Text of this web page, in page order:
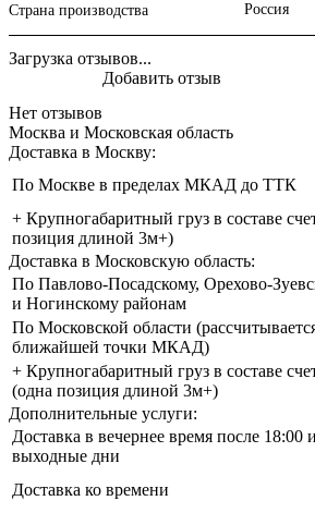
Страна производства Россия
Загрузка отзывов...
Нет отзывов
Добавить отзыв
Москва и Московская область
Доставка в Москву:
По Москве в пределах МКАД до ТТК
+ Крупногабаритный груз в составе
позиция длиной 3м+)
Доставка в Московскую область:
По Павлово-Посадскому, Орехово-
и Ногинскому районам
По Московской области
ближайшей точки МКАД)
+ Крупногабаритный груз в составе
(одна позиция длиной 3м+)
Дополнительные услуги:
Доставка в вечернее время после 18:00 и
выходные дни
Доставка ко времени